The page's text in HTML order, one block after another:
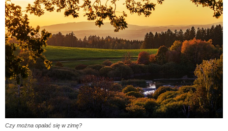
Czy można opalać się w zimę?